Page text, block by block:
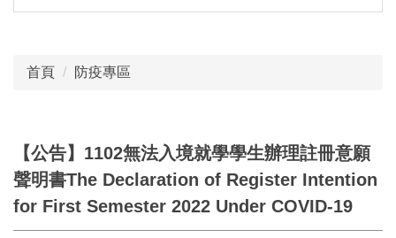
首頁 防疫專區
【公告】1102無法入境就學學生辦理註冊意願
聲明書The Declaration of Register Intention
for First Semester 2022 Under COVID-19